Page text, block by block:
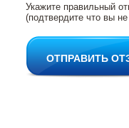
Укажите правильный
(подтвердите что вы
ОТПРАВИТЬ